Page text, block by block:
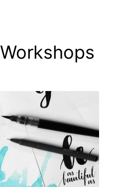
Workshops